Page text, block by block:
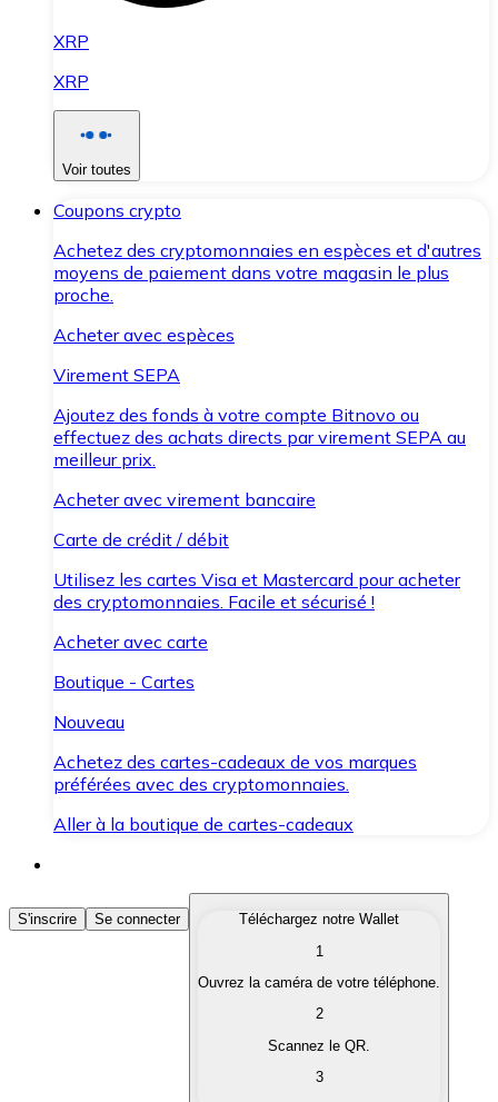
XRP
XRP
Voir toutes
Coupons crypto
Achetez des cryptomonnaies en espèces et d'autres
moyens de paiement dans votre magasin le plus
proche.
Acheter avec espèces
Virement SEPA
Ajoutez des fonds à votre compte Bitnovo ou
effectuez des achats directs par virement SEPA au
meilleur prix.
Acheter avec virement bancaire
Carte de crédit / débit
Utilisez les cartes Visa et Mastercard pour acheter
des cryptomonnaies. Facile et sécurisé !
Acheter avec carte
Boutique - Cartes
Nouveau
Achetez des cartes-cadeaux de vos marques
préférées avec des cryptomonnaies.
Aller à la boutique de cartes-cadeaux
Acheter des Cryptomonnaies
Achetez les cryptomonnaies qui vous intéressent
Convertissez vos cryptomonnaies en monnaie
S'inscrire Se connecter
Téléchargez notre Wallet
1
Ouvrez la caméra de votre téléphone.
2
Scannez le QR.
3